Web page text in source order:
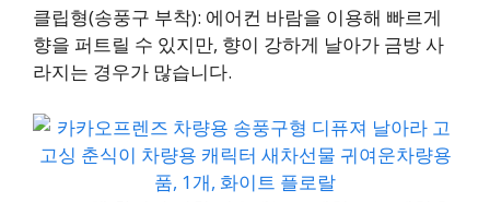
클립형(송풍구 부착): 에어컨 바람을 이용해 빠르게
향을 퍼트릴 수 있지만, 향이 강하게 날아가 금방 사
라지는 경우가 많습니다.